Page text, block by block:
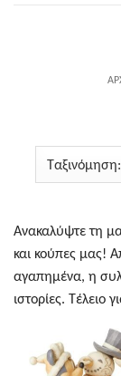
Ανακαλύψτε τη
και κούπες μας!
αγαπημένα, η
ιστορίες. Τέλειο